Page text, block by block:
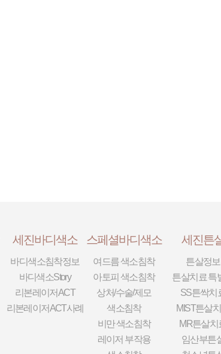
세진바디색소
바디색소침착정보
바디색소Story
리본레이저ACT
리본레이저ACT사례
스페셜바디색소
여드름 색소침착
아토피 색소침착
상처/수술/제모
색소침착
비만 색소침착
레이저 부작용
세진튼
튼살정보
튼살치료 특
SS튼싹치
MIST튼살
MR튼살치
임산부튼